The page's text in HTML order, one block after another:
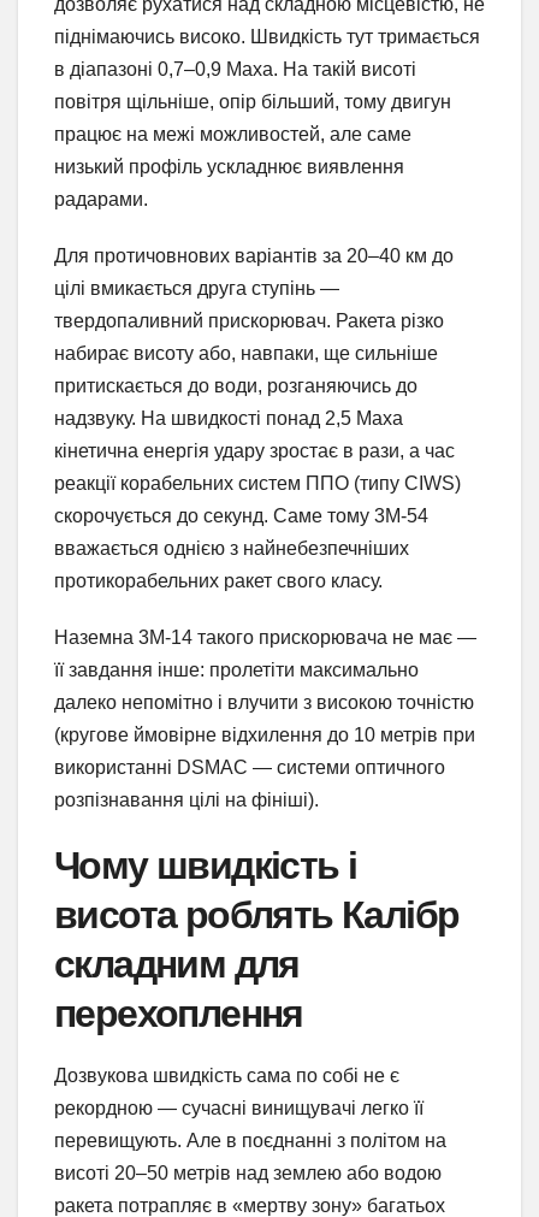
піднімаючись високо. Швидкість тут тримається
в діапазоні 0,7–0,9 Маха. На такій висоті
повітря щільніше, опір більший, тому двигун
працює на межі можливостей, але саме
низький профіль ускладнює виявлення
радарами.
Для протичовнових варіантів за 20–40 км до
цілі вмикається друга ступінь —
твердопаливний прискорювач. Ракета різко
набирає висоту або, навпаки, ще сильніше
притискається до води, розганяючись до
надзвуку. На швидкості понад 2,5 Маха
кінетична енергія удару зростає в рази, а час
реакції корабельних систем ППО (типу CIWS)
скорочується до секунд. Саме тому 3М-54
вважається однією з найнебезпечніших
протикорабельних ракет свого класу.
Наземна 3М-14 такого прискорювача не має —
її завдання інше: пролетіти максимально
далеко непомітно і влучити з високою точністю
(кругове ймовірне відхилення до 10 метрів при
використанні DSMAC — системи оптичного
розпізнавання цілі на фініші).
Чому швидкість і
висота роблять Калібр
складним для
перехоплення
Дозвукова швидкість сама по собі не є
рекордною — сучасні винищувачі легко її
перевищують. Але в поєднанні з політом на
висоті 20–50 метрів над землею або водою
ракета потрапляє в «мертву зону» багатьох